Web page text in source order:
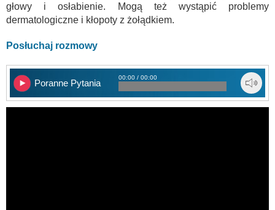
głowy i osłabienie. Mogą też wystąpić problemy
dermatologiczne i kłopoty z żołądkiem.
Posłuchaj rozmowy
Poranne Pytania
00:00 / 00:00